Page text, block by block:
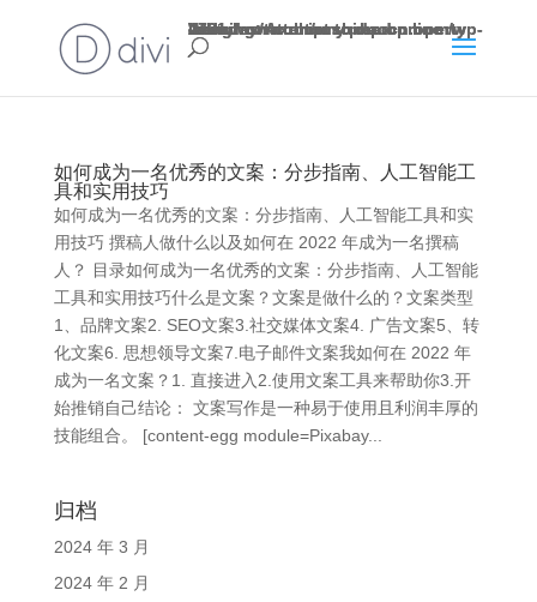
Warning
: Attempt to read property "slug" on null in
/www/wwwroot/rushidaocn.com/wp-includes/taxonomy.phpon line
4721
Warning
: Attempt to read property "slug" on null in
/www/wwwroot/rushidaocn.com/wp-includes/taxonomy.phpon line
4721
如何成为一名优秀的文案：分步指南、人工智能工
具和实用技巧
如何成为一名优秀的文案：分步指南、人工智能工具和实
用技巧 撰稿人做什么以及如何在 2022 年成为一名撰稿
人？ 目录如何成为一名优秀的文案：分步指南、人工智能
工具和实用技巧什么是文案？文案是做什么的？文案类型
1、品牌文案2. SEO文案3.社交媒体文案4. 广告文案5、转
化文案6. 思想领导文案7.电子邮件文案我如何在 2022 年
成为一名文案？1. 直接进入2.使用文案工具来帮助你3.开
始推销自己结论： 文案写作是一种易于使用且利润丰厚的
技能组合。 [content-egg module=Pixabay...
归档
2024 年 3 月
2024 年 2 月